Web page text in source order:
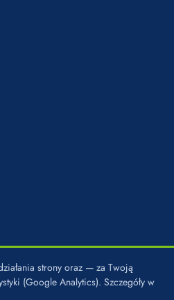
strony oraz — za Twoją
(Google Analytics). Szczegóły w